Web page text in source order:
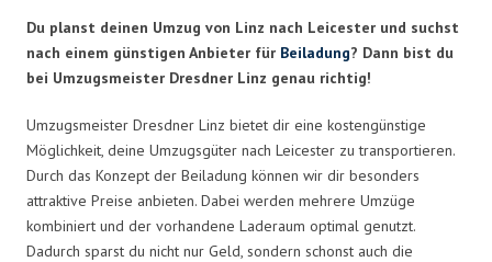
Du planst deinen Umzug von Linz nach Leicester und suchst
nach einem günstigen Anbieter für Beiladung? Dann bist du
bei Umzugsmeister Dresdner Linz genau richtig!
Umzugsmeister Dresdner Linz bietet dir eine kostengünstige
Möglichkeit, deine Umzugsgüter nach Leicester zu transportieren.
Durch das Konzept der Beiladung können wir dir besonders
attraktive Preise anbieten. Dabei werden mehrere Umzüge
kombiniert und der vorhandene Laderaum optimal genutzt.
Dadurch sparst du nicht nur Geld, sondern schonst auch die